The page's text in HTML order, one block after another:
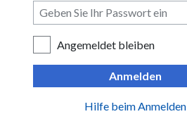
Angemeldet bleiben
Anmelden
Hilfe beim Anmelden